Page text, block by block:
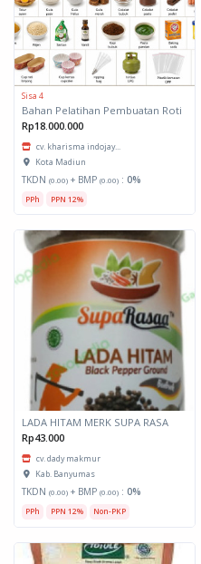
Sisa 4
Bahan Pelatihan Pembuatan Roti
Rp18.000.000
cv. kharisma indojay...
Kota Madiun
TKDN (0.00) + BMP (0.00) : 0%
PPh PPN 12%
LADA HITAM MERK SUPA RASA
Rp43.000
cv. dady makmur
Kab. Banyumas
TKDN (0.00) + BMP (0.00) : 0%
PPh PPN 12% Non-PKP